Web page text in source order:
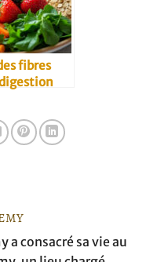
fibres
a consacré sa vie au